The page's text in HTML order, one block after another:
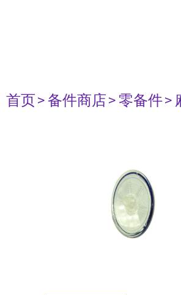
首页> 备件商店> 零备件>